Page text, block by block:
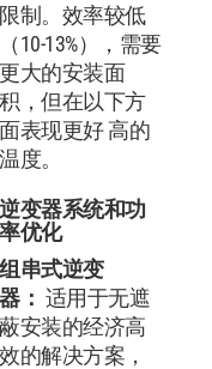
限制。效率较低
（10-13%），需要
更大的安装面
积，但在以下方
面表现更好 高的
温度。
逆变器系统和功
率优化
组串式逆变
器： 适用于无遮
蔽安装的经济高
效的解决方案，